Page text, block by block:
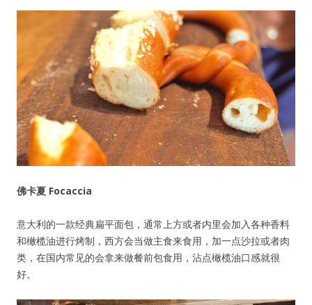
佛卡夏 Focaccia
意大利的一款经典扁平面包，通常上方或者内里会加入各种香料
和橄榄油进行烤制，西方会当做主食来食用，加一点沙拉或者肉
类，在国内常见的会拿来做餐前包食用，沾点橄榄油口感就很
好。